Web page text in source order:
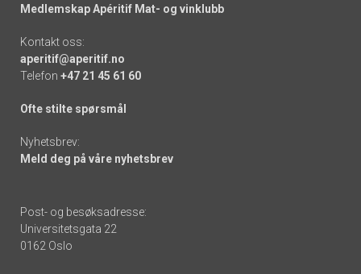
Medlemskap Apéritif Mat- og vinklubb
Kontakt oss:
aperitif@aperitif.no
Telefon +47 21 45 61 60
Ofte stilte spørsmål
Nyhetsbrev:
Meld deg på våre nyhetsbrev
Post- og besøksadresse:
Universitetsgata 22
0162 Oslo